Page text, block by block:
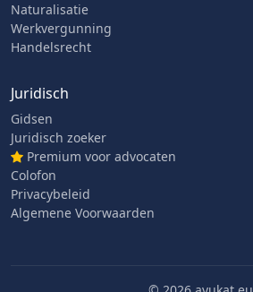
Naturalisatie
Werkvergunning
Handelsrecht
Juridisch
Gidsen
Juridisch zoeker
Premium voor advocaten
Colofon
Privacybeleid
Algemene Voorwaarden